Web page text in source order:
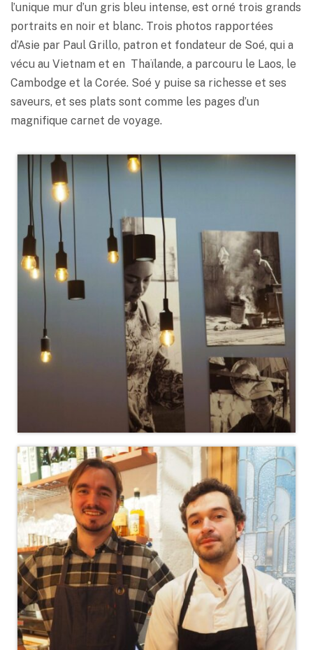
l’unique mur d’un gris bleu intense, est orné trois grands
portraits en noir et blanc. Trois photos rapportées
d’Asie par Paul Grillo, patron et fondateur de Soé, qui a
vécu au Vietnam et en Thaïlande, a parcouru le Laos, le
Cambodge et la Corée. Soé y puise sa richesse et ses
saveurs, et ses plats sont comme les pages d’un
magnifique carnet de voyage.